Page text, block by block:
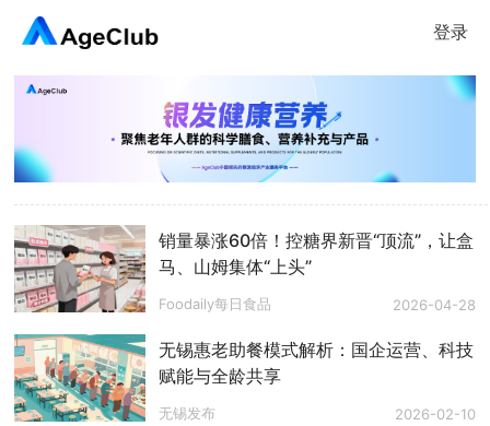
登录
销量暴涨60倍！控糖界新晋“顶流”，让盒
马、山姆集体“上头”
Foodaily每日食品 2026-04-28
无锡惠老助餐模式解析：国企运营、科技
赋能与全龄共享
无锡发布 2026-02-10